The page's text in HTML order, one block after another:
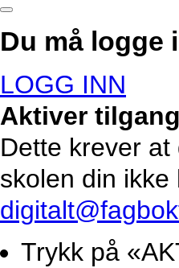
Du må logge
LOGG INN
Aktiver
Dette krever
skolen din
Trykk på